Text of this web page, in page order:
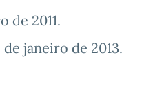
de 2011.
de janeiro de 2013.